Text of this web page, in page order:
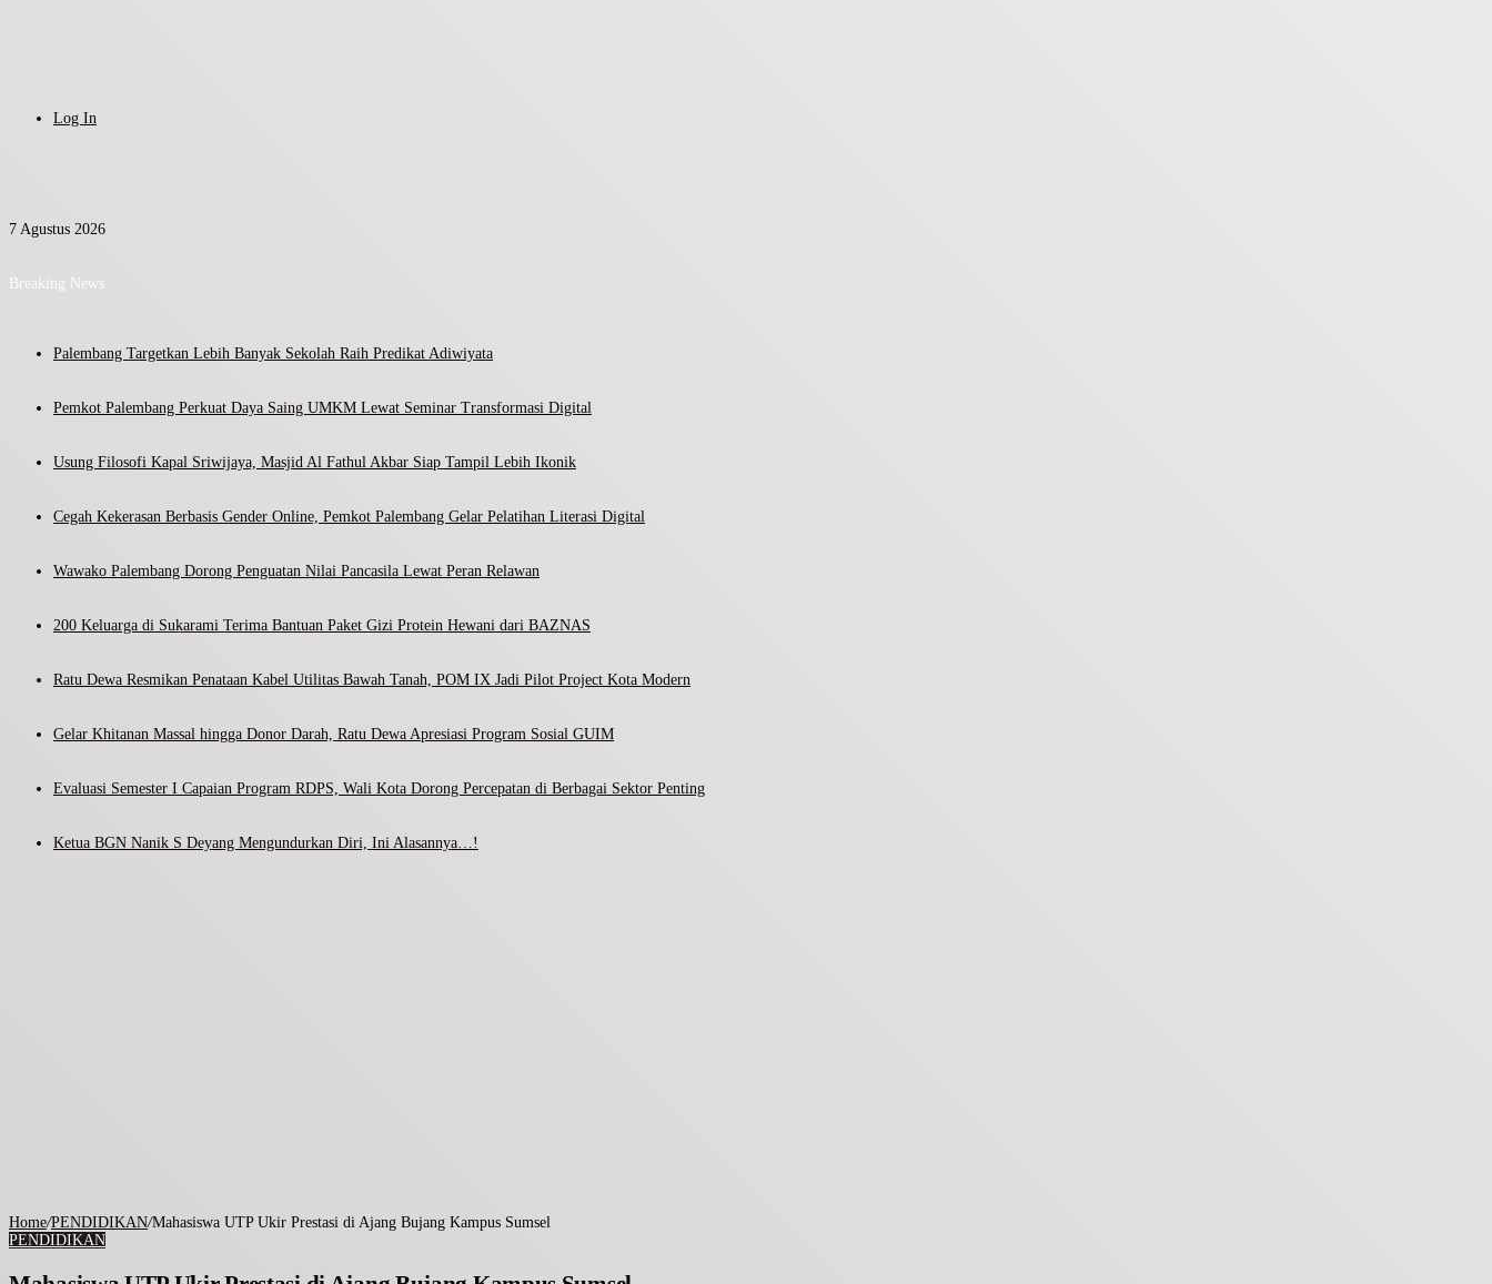
Log In
7 Agustus 2026
Breaking News
Palembang Targetkan Lebih Banyak Sekolah Raih Predikat Adiwiyata
Pemkot Palembang Perkuat Daya Saing UMKM Lewat Seminar Transformasi Digital
Usung Filosofi Kapal Sriwijaya, Masjid Al Fathul Akbar Siap Tampil Lebih Ikonik
Cegah Kekerasan Berbasis Gender Online, Pemkot Palembang Gelar Pelatihan Literasi Digital
Wawako Palembang Dorong Penguatan Nilai Pancasila Lewat Peran Relawan
200 Keluarga di Sukarami Terima Bantuan Paket Gizi Protein Hewani dari BAZNAS
Ratu Dewa Resmikan Penataan Kabel Utilitas Bawah Tanah, POM IX Jadi Pilot Project Kota Modern
Gelar Khitanan Massal hingga Donor Darah, Ratu Dewa Apresiasi Program Sosial GUIM
Evaluasi Semester I Capaian Program RDPS, Wali Kota Dorong Percepatan di Berbagai Sektor Penting
Ketua BGN Nanik S Deyang Mengundurkan Diri, Ini Alasannya…!
Home/PENDIDIKAN/Mahasiswa UTP Ukir Prestasi di Ajang Bujang Kampus Sumsel
PENDIDIKAN